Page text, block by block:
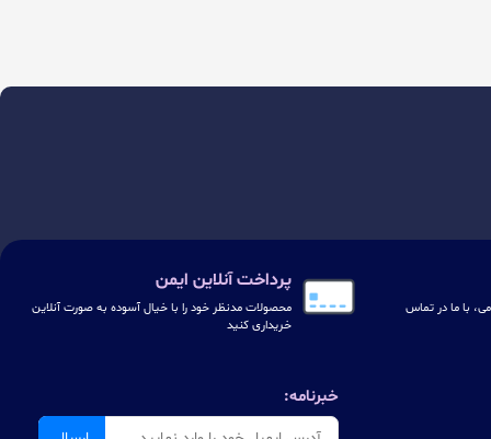
با ما در تماس
پرداخت آنلاین ایمن
محصولات مدنظر خود را با خیال آسوده به صورت آنلاین
خریداری کنید
خبرنامه: